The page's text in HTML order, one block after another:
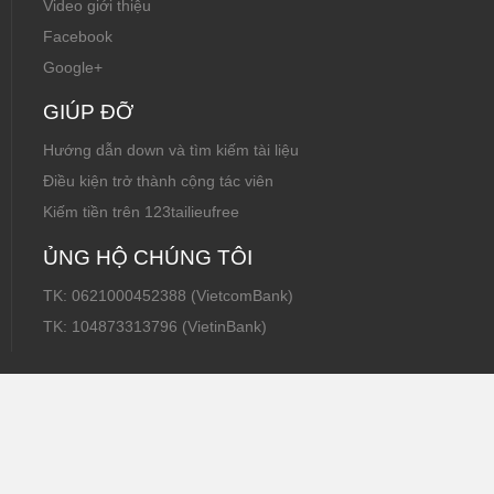
Video giới thiệu
Facebook
Google+
GIÚP ĐỠ
Hướng dẫn down và tìm kiếm tài liệu
Điều kiện trở thành cộng tác viên
Kiếm tiền trên 123tailieufree
ỦNG HỘ CHÚNG TÔI
TK: 0621000452388 (VietcomBank)
TK: 104873313796 (VietinBank)